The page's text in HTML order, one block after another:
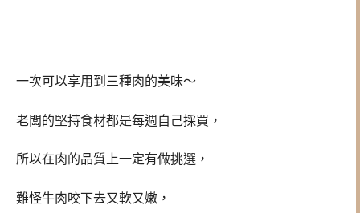
一次可以享用到三種肉的美味～
老闆的堅持食材都是每週自己採買，
所以在肉的品質上一定有做挑選，
難怪牛肉咬下去又軟又嫩，